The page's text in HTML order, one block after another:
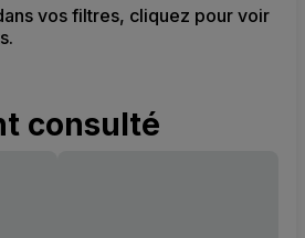
vos filtres, cliquez pour voir
consulté